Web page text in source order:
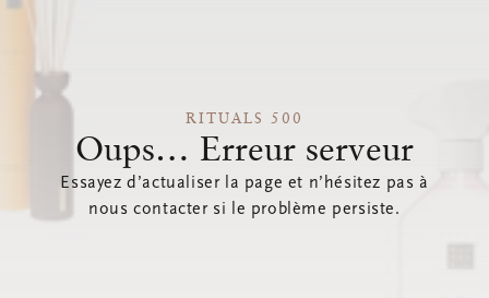
RITUALS 500
Oups… Erreur serveur
Essayez d’actualiser la page et n’hésitez pas à
nous contacter si le problème persiste.